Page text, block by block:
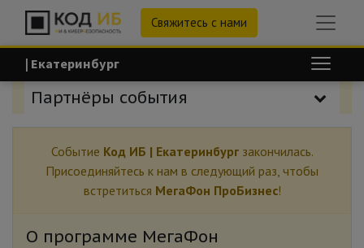
Свяжитесь с нами
| Екатеринбург
Партнёры события
Событие Код ИБ | Екатеринбургзакончилась.
Присоединяйтесь к нам в следующий раз, чтобы
встретиться МегаФон ПроБизнес!
О программе МегаФон